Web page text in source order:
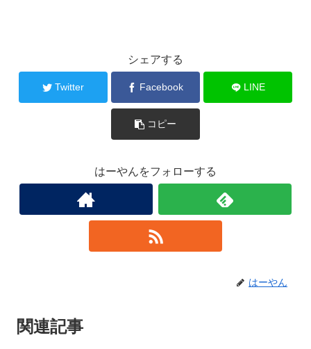
シェアする
Twitter Facebook LINE
コピー
はーやんをフォローする
はーやん
関連記事